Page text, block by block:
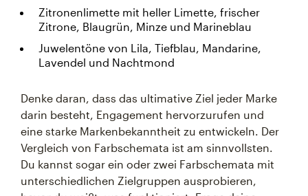
Zitronenlimette mit heller Limette, frischer
Zitrone, Blaugrün, Minze und Marineblau
Juwelentöne von Lila, Tiefblau, Mandarine,
Lavendel und Nachtmond
Denke daran, dass das ultimative Ziel jeder Marke
darin besteht, Engagement hervorzurufen und
eine starke Markenbekanntheit zu entwickeln. Der
Vergleich von Farbschemata ist am sinnvollsten.
Du kannst sogar ein oder zwei Farbschemata mit
unterschiedlichen Zielgruppen ausprobieren,